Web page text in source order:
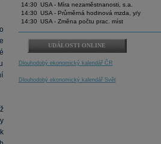
14:30 USA - Míra nezaměstnanosti, s.a.
14:30 USA - Průměrná hodinová mzda, y/y
14:30 USA - Změna počtu prac. míst
UDÁLOSTI ONLINE
Dlouhodobý ekonomický kalendář ČR
Dlouhodobý ekonomický kalendář Svět